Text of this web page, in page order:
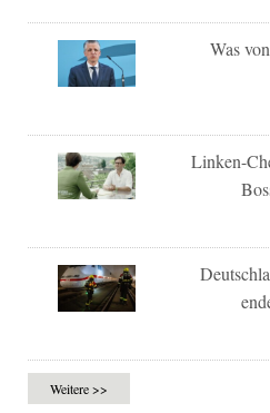
Was
Linken-
Weitere >>